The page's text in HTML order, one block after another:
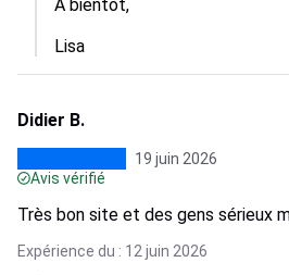
A bientôt,
Lisa
Didier B.
19 juin 2026
Avis vérifié
Très bon site et des gens sérieux
Expérience du : 12 juin 2026